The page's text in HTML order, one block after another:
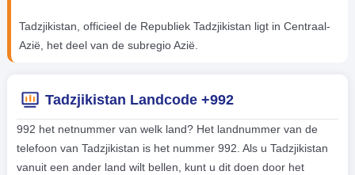
Tadzjikistan, officieel de Republiek Tadzjikistan ligt in Centraal-
Azië, het deel van de subregio Azië.
Tadzjikistan Landcode +992
992 het netnummer van welk land? Het landnummer van de
telefoon van Tadzjikistan is het nummer 992. Als u Tadzjikistan
vanuit een ander land wilt bellen, kunt u dit doen door het